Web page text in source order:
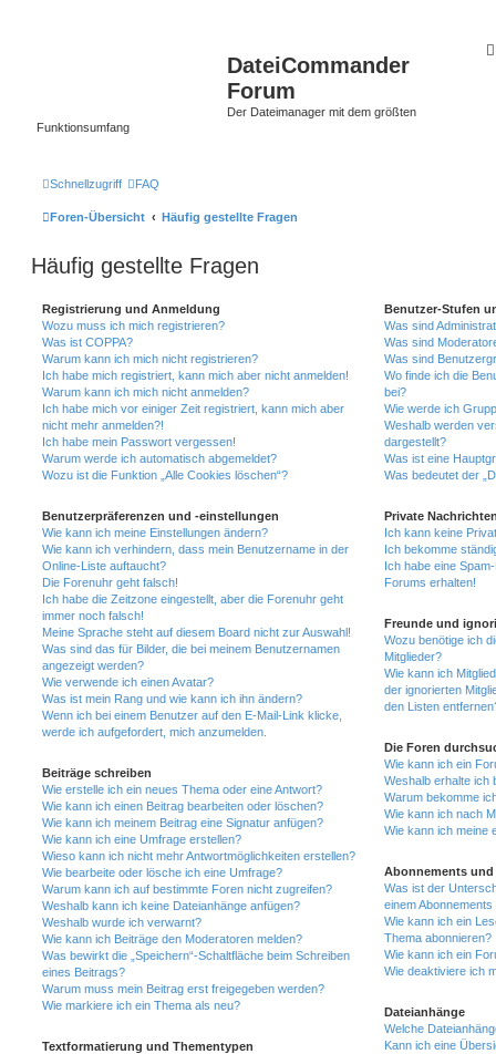
DateiCommander
Forum
Der Dateimanager mit dem größten
Funktionsumfang
Schnellzugriff FAQ
Foren-Übersicht Häufig gestellte Fragen
Häufig gestellte Fragen
Registrierung und Anmeldung
Wozu muss ich mich registrieren?
Was ist COPPA?
Warum kann ich mich nicht registrieren?
Ich habe mich registriert, kann mich aber nicht anmelden!
Warum kann ich mich nicht anmelden?
Ich habe mich vor einiger Zeit registriert, kann mich aber
nicht mehr anmelden?!
Ich habe mein Passwort vergessen!
Warum werde ich automatisch abgemeldet?
Wozu ist die Funktion „Alle Cookies löschen“?
Benutzerpräferenzen und -einstellungen
Wie kann ich meine Einstellungen ändern?
Wie kann ich verhindern, dass mein Benutzername in der
Online-Liste auftaucht?
Die Forenuhr geht falsch!
Ich habe die Zeitzone eingestellt, aber die Forenuhr geht
immer noch falsch!
Meine Sprache steht auf diesem Board nicht zur Auswahl!
Was sind das für Bilder, die bei meinem Benutzernamen
angezeigt werden?
Wie verwende ich einen Avatar?
Was ist mein Rang und wie kann ich ihn ändern?
Wenn ich bei einem Benutzer auf den E-Mail-Link klicke,
werde ich aufgefordert, mich anzumelden.
Beiträge schreiben
Wie erstelle ich ein neues Thema oder eine Antwort?
Wie kann ich einen Beitrag bearbeiten oder löschen?
Wie kann ich meinem Beitrag eine Signatur anfügen?
Wie kann ich eine Umfrage erstellen?
Wieso kann ich nicht mehr Antwortmöglichkeiten erstellen?
Wie bearbeite oder lösche ich eine Umfrage?
Warum kann ich auf bestimmte Foren nicht zugreifen?
Weshalb kann ich keine Dateianhänge anfügen?
Weshalb wurde ich verwarnt?
Wie kann ich Beiträge den Moderatoren melden?
Was bewirkt die „Speichern“-Schaltfläche beim Schreiben
eines Beitrags?
Warum muss mein Beitrag erst freigegeben werden?
Wie markiere ich ein Thema als neu?
Textformatierung und Thementypen
Benutzer-Stufen
Was sind
Was sind
Was sind
Wo finde ich die
bei?
Wie werde ich
Weshalb werden
dargestellt?
Was ist eine
Was bedeutet der
Private
Ich kann keine
Ich bekomme
Ich habe eine
Forums erhalten!
Freunde und
Wozu benötige ich
Mitglieder?
Wie kann ich
der ignorierten
den Listen
Die Foren
Wie kann ich ein
Weshalb erhalte ich
Warum bekomme
Wie kann ich nach
Wie kann ich meine
Abonnements und
Was ist der
einem
Wie kann ich ein
Thema abonnieren?
Wie kann ich ein
Wie deaktiviere ich
Dateianhänge
Welche
Kann ich eine